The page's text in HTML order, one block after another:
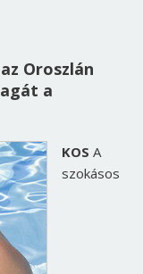
Oroszlán
a
KOS A
szokásos